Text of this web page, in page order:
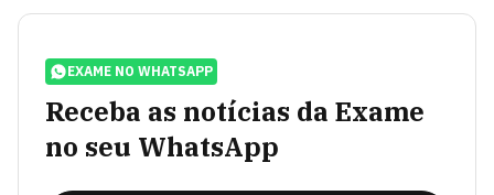
EXAME NO WHATSAPP
Receba as notícias da Exame
no seu WhatsApp